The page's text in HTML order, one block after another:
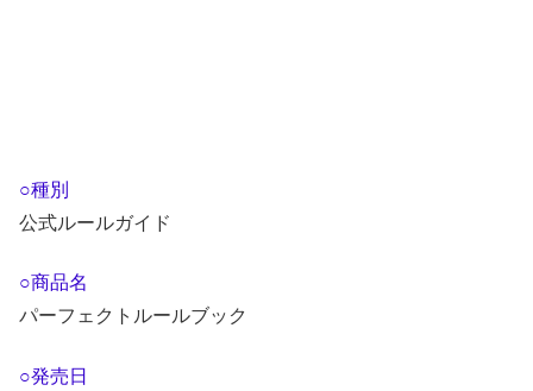
○種別
公式ルールガイド
○商品名
パーフェクトルールブック
○発売日